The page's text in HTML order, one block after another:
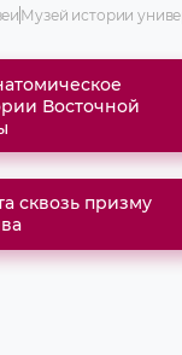
Музей истории
Восточной
сквозь призму